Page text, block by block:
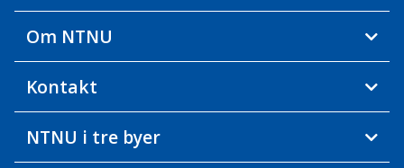
Om NTNU
Kontakt
NTNU i tre byer